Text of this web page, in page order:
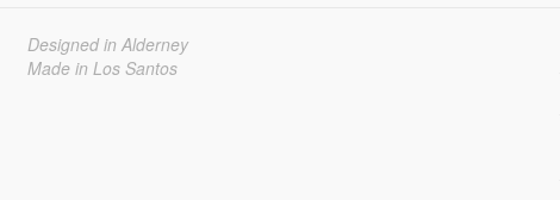
Designed in Alderney
Made in Los Santos